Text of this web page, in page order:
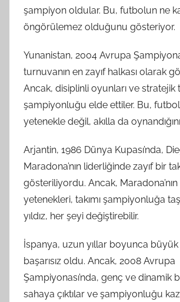
şampiyon oldular. Bu, futbolun ne
öngörülemez olduğunu gösteriyor.
Yunanistan, 2004 Avrupa
turnuvanın en zayıf halkası olarak
Ancak, disiplinli oyunları ve stratejik
şampiyonluğu elde ettiler. Bu,
yetenekle değil, akılla da oynandığını
Arjantin, 1986 Dünya Kupası’nda,
Maradona’nın liderliğinde zayıf bir
gösteriliyordu. Ancak,
yetenekleri, takımı şampiyonluğa
yıldız, her şeyi değiştirebilir.
İspanya, uzun yıllar boyunca
başarısız oldu. Ancak, 2008 Avrupa
Şampiyonası’nda, genç ve dinamik
sahaya çıktılar ve şampiyonluğu